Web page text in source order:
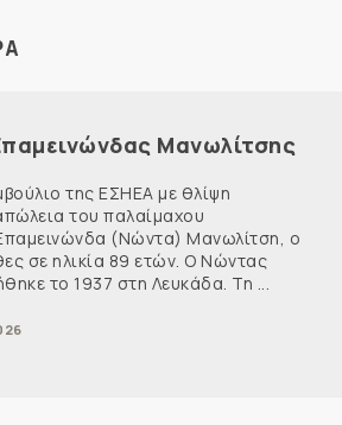
Μανωλίτσης
της ΕΣΗΕΑ με θλίψη
του παλαίμαχου
(Νώντα) Μανωλίτση, ο
σε ηλικία 89 ετών. Ο Νώντας
το 1937 στη Λευκάδα. Τη ...